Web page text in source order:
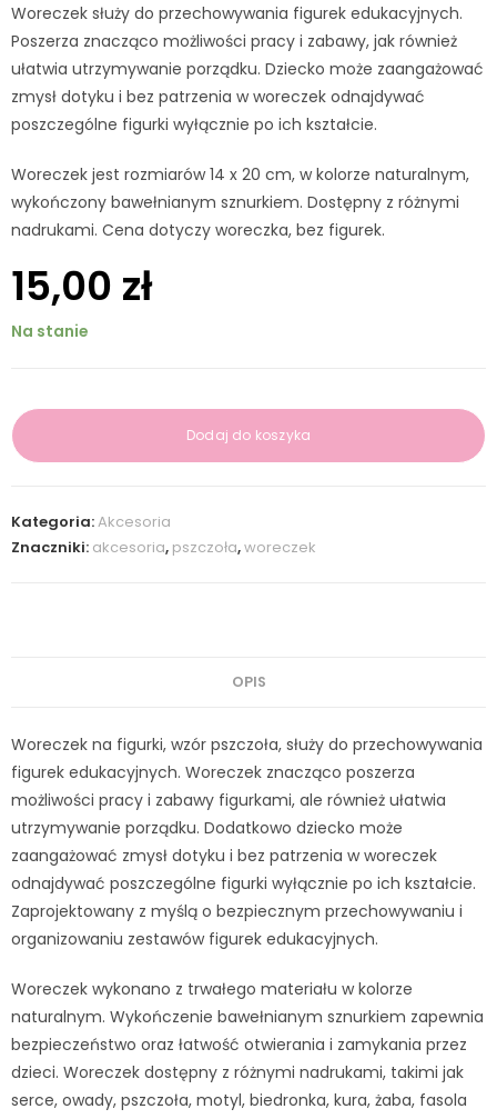
Woreczek służy do przechowywania figurek edukacyjnych.
Poszerza znacząco możliwości pracy i zabawy, jak również
ułatwia utrzymywanie porządku. Dziecko może zaangażować
zmysł dotyku i bez patrzenia w woreczek odnajdywać
poszczególne figurki wyłącznie po ich kształcie.
Woreczek jest rozmiarów 14 x 20 cm, w kolorze naturalnym,
wykończony bawełnianym sznurkiem. Dostępny z różnymi
nadrukami. Cena dotyczy woreczka, bez figurek.
15,00 zł
Na stanie
Dodaj do koszyka
Kategoria:Akcesoria
Znaczniki: akcesoria, pszczoła,woreczek
OPIS
Woreczek na figurki, wzór pszczoła, służy do przechowywania
figurek edukacyjnych. Woreczek znacząco poszerza
możliwości pracy i zabawy figurkami, ale również ułatwia
utrzymywanie porządku. Dodatkowo dziecko może
zaangażować zmysł dotyku i bez patrzenia w woreczek
odnajdywać poszczególne figurki wyłącznie po ich kształcie.
Zaprojektowany z myślą o bezpiecznym przechowywaniu i
organizowaniu zestawów figurek edukacyjnych.
Woreczek wykonano z trwałego materiału w kolorze
naturalnym. Wykończenie bawełnianym sznurkiem zapewnia
bezpieczeństwo oraz łatwość otwierania i zamykania przez
dzieci. Woreczek dostępny z różnymi nadrukami, takimi jak
serce, owady, pszczoła, motyl, biedronka, kura, żaba, fasola